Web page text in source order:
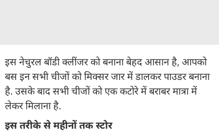
इस नेचुरल बॉडी क्लींजर को बनाना बेहद आसान है, आपको
बस इन सभी चीजों को मिक्सर जार में डालकर पाउडर बनाना
है. उसके बाद सभी चीजों को एक कटोरे में बराबर मात्रा में
लेकर मिलाना है.
इस तरीके से महीनों तक स्टोर